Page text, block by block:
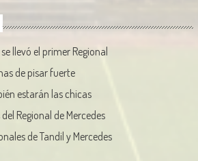
llevó el primer Regional
de pisar fuerte
estarán las chicas
Regional de Mercedes
de Tandil y Mercedes